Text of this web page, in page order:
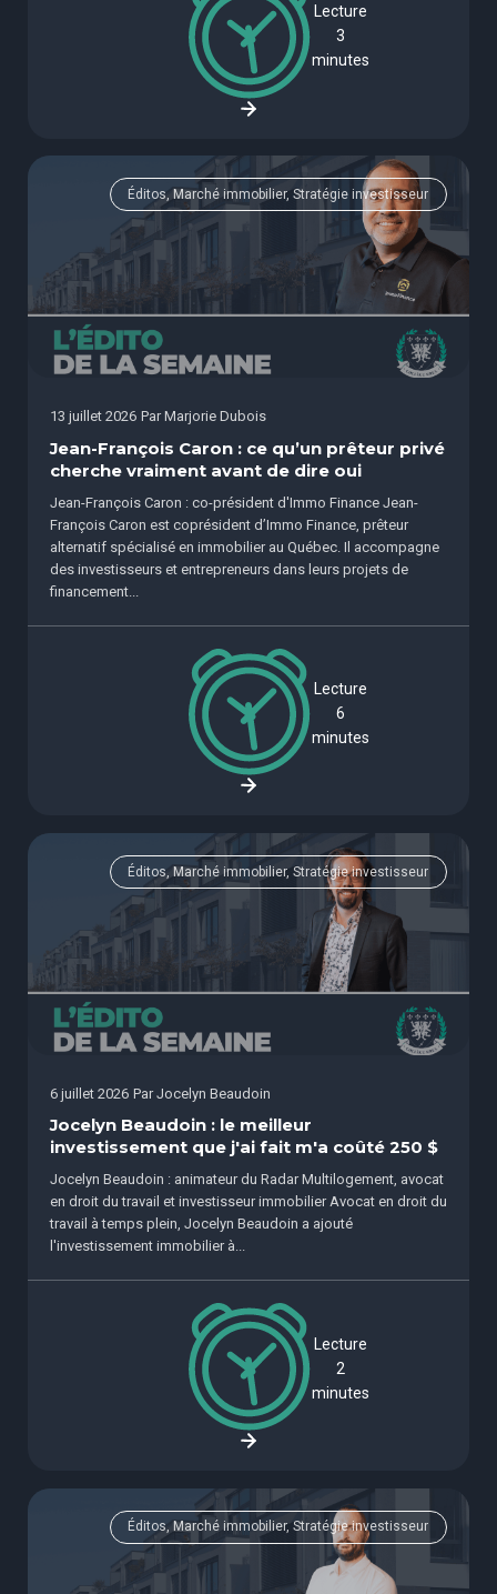
Lecture
3
minutes
Éditos, Marché immobilier, Stratégie investisseur
13 juillet 2026 Par Marjorie Dubois
Jean-François Caron : ce qu’un prêteur privé
cherche vraiment avant de dire oui
Jean-François Caron : co-président d'Immo Finance Jean-
François Caron est coprésident d’Immo Finance, prêteur
alternatif spécialisé en immobilier au Québec. Il accompagne
des investisseurs et entrepreneurs dans leurs projets de
financement...
Lecture
6
minutes
Éditos, Marché immobilier, Stratégie investisseur
6 juillet 2026 Par Jocelyn Beaudoin
Jocelyn Beaudoin : le meilleur
investissement que j'ai fait m'a coûté 250 $
Jocelyn Beaudoin : animateur du Radar Multilogement, avocat
en droit du travail et investisseur immobilier Avocat en droit du
travail à temps plein, Jocelyn Beaudoin a ajouté
l'investissement immobilier à...
Lecture
2
minutes
Éditos, Marché immobilier, Stratégie investisseur